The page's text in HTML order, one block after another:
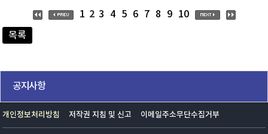
1 2 3 4 5 6 7 8 9
10
목록
공지사항
개인정보처리방침 저작권 지침 및 신고 이메일주소무단수집거부